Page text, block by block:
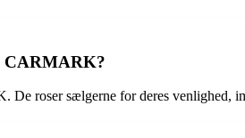
CARMARK?
roser sælgerne for deres venlighed,